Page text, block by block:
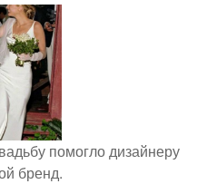
помогло дизайнеру
бренд.